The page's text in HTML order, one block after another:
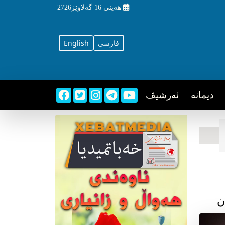
هه‌ینی 16 گه‌لاوێژ2726
English فارسی
دیمانه ئه‌رشیڤ